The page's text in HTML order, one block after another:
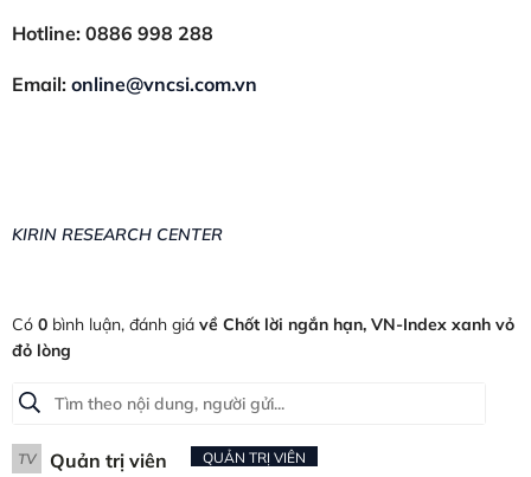
Hotline: 0886 998 288
Email: online@vncsi.com.vn
KIRIN RESEARCH CENTER
Có 0 bình luận, đánh giá về Chốt lời ngắn hạn, VN-Index xanh vỏ
đỏ lòng
TV Quản trị viên QUẢN TRỊ VIÊN